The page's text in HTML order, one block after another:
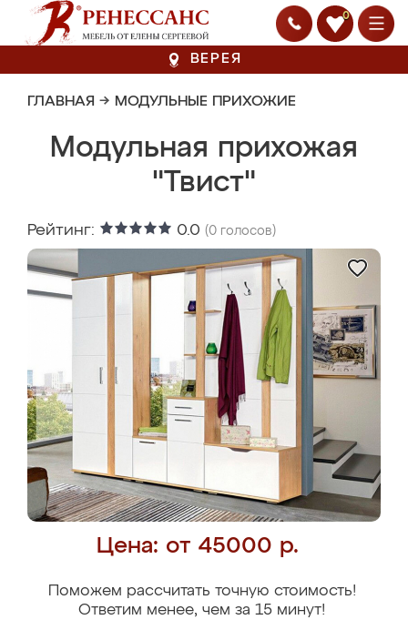
0
ВЕРЕЯ
ГЛАВНАЯ → МОДУЛЬНЫЕ ПРИХОЖИЕ
Модульная прихожая
"Твист"
Рейтинг: 0.0 (0 голосов)
Цена: от 45000 р.
Поможем рассчитать точную стоимость!
Ответим менее, чем за 15 минут!